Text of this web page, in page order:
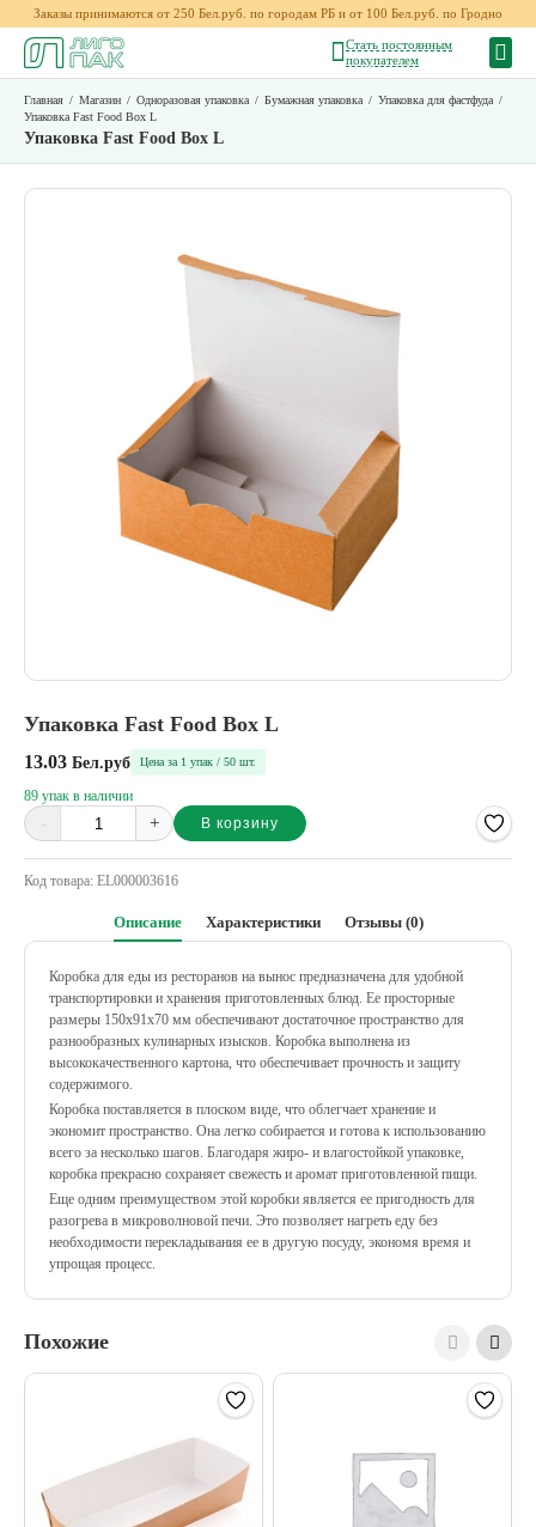
Заказы принимаются от 250 Бел.руб. по городам РБ и от 100 Бел.руб. по Гродно
Стать постоянным
покупателем
Главная / Магазин / Одноразовая упаковка / Бумажная упаковка / Упаковка для фастфуда /
Упаковка Fast Food Box L
Упаковка Fast Food Box L
Упаковка Fast Food Box L
13.03 Бел.руб Цена за 1 упак / 50 шт.
89 упак в наличии
- + В корзину
Alternative:
Код товара: EL000003616
Описание Характеристики Отзывы (0)
Коробка для еды из ресторанов на вынос предназначена для удобной
транспортировки и хранения приготовленных блюд. Ее просторные
размеры 150х91х70 мм обеспечивают достаточное пространство для
разнообразных кулинарных изысков. Коробка выполнена из
высококачественного картона, что обеспечивает прочность и защиту
содержимого.
Коробка поставляется в плоском виде, что облегчает хранение и
экономит пространство. Она легко собирается и готова к использованию
всего за несколько шагов. Благодаря жиро- и влагостойкой упаковке,
коробка прекрасно сохраняет свежесть и аромат приготовленной пищи.
Еще одним преимуществом этой коробки является ее пригодность для
разогрева в микроволновой печи. Это позволяет нагреть еду без
необходимости перекладывания ее в другую посуду, экономя время и
упрощая процесс.
Похожие